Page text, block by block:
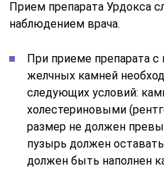
Прием препарата Урдокса
наблюдением врача.
При приеме препарата
желчных камней
следующих условий:
холестериновыми
размер не должен
пузырь должен
должен быть наполнен